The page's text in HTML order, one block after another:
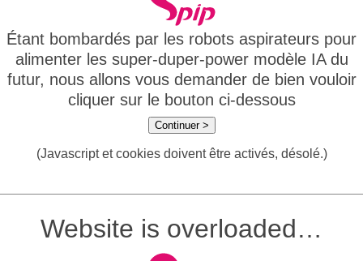
Étant bombardés par les robots aspirateurs pour
alimenter les super-duper-power modèle IA du
futur, nous allons vous demander de bien vouloir
cliquer sur le bouton ci-dessous
Continuer >
(Javascript et cookies doivent être activés, désolé.)
Website is overloaded…